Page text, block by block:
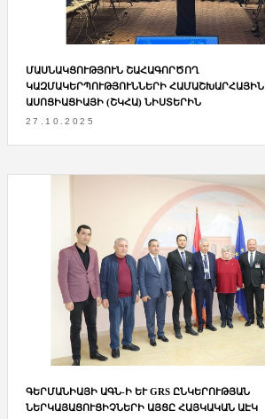
ՄԱՍՆԱԿՑՈՒԹՅՈՒՆ ՇԱՀԱԳՈՐԾՈՂ
ԿԱԶՄԱԿԵՐՊՈՒԹՅՈՒՆՆԵՐԻ ՀԱՄԱՇԽԱՐՀԱՅԻՆ
ԱՍՈՑԻԱՑԻԱՅԻ (ՇԿՀԱ) ՆԻՍՏԵՐԻՆ
27.10.2025
ԳԵՐՄԱՆԻԱՅԻ ԱԳՆ-Ի ԵՒ GRS ԸՆԿԵՐՈՒԹՅԱՆ Ն
ԵՐԿԱՅԱՑՈՒՑԻՉՆԵՐԻ ԱՅՑԸ ՀԱՅԿԱԿԱՆ ԱԷԿ